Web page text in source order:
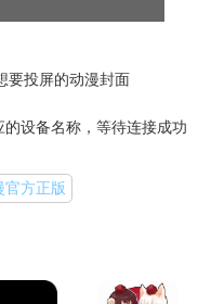
要投屏的动漫封面
设备名称，等待连接成功
官方正版